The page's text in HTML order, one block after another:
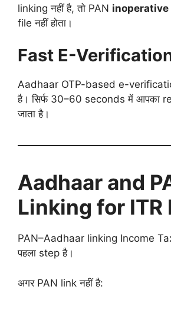
linking नहीं है, तो PAN inoperative
file नहीं होता।
Fast E-
Aadhaar OTP-based e-
है। सिर्फ 30–60 seconds में आपका
जाता है।
Aadhaar and
Linking for ITR
PAN–Aadhaar linking Income
पहला step है।
अगर PAN link नहीं है: